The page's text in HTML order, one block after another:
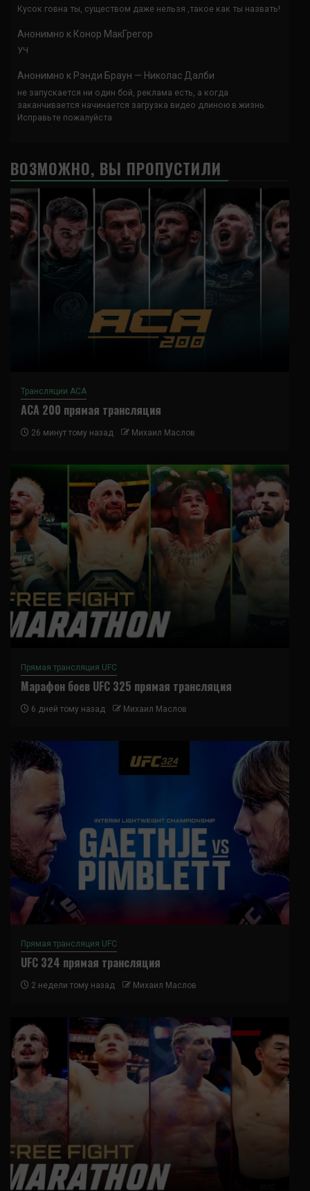
Кусок говна ты, существом даже нельзя ,такое как ты назвать!
Анонимно к Конор МакГрегор
УЧ
Анонимно к Рэнди Браун — Николас Далби
не запускается ни один бой, реклама есть, а когда
заканчивается начинается загрузка видео длиною в жизнь.
Исправьте пожалуйста
ВОЗМОЖНО, ВЫ ПРОПУСТИЛИ
Трансляции ACA
ACA 200 прямая трансляция
26 минут тому назад Михаил Маслов
Прямая трансляция UFC
Марафон боев UFC 325 прямая трансляция
6 дней тому назад Михаил Маслов
Прямая трансляция UFC
UFC 324 прямая трансляция
2 недели тому назад Михаил Маслов